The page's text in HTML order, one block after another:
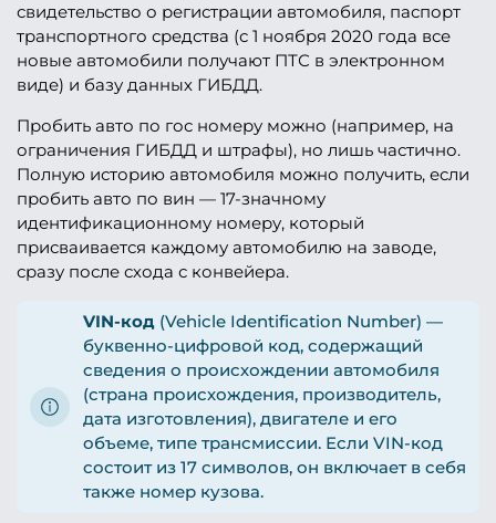
свидетельство о регистрации автомобиля, паспорт
транспортного средства (с 1 ноября 2020 года все
новые автомобили получают ПТС в электронном
виде) и базу данных ГИБДД.
Пробить авто по гос номеру можно (например, на
ограничения ГИБДД и штрафы), но лишь частично.
Полную историю автомобиля можно получить, если
пробить авто по вин — 17-значному
идентификационному номеру, который
присваивается каждому автомобилю на заводе,
сразу после схода с конвейера.
VIN-код (Vehicle Identification Number) —
буквенно-цифровой код, содержащий
сведения о происхождении автомобиля
(страна происхождения, производитель,
дата изготовления), двигателе и его
объеме, типе трансмиссии. Если VIN-код
состоит из 17 символов, он включает в себя
также номер кузова.